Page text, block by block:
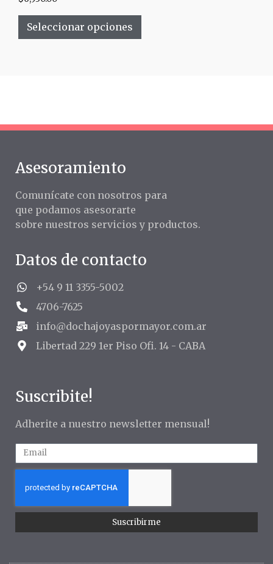
Seleccionar opciones
Asesoramiento
Comunícate con nosotros para
que podamos asesorarte
sobre nuestros servicios y productos.
Datos de contacto
+54 9 11 3355-5002
4706-7625
info@dochajoyaspormayor.com.ar
Libertad 229 1er Piso Ofi. 14 - CABA
Suscribite!
Adherite a nuestro newsletter mensual!
Suscribirme